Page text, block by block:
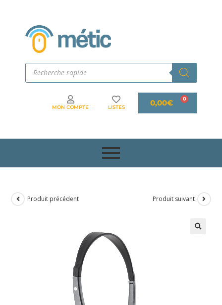
MON COMPTE LISTES 0,00€
Produit précédent Produit suivant